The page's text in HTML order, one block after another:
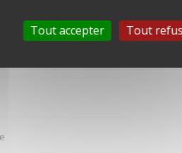
Tout accepter Tout